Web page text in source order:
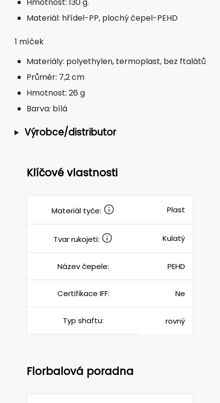
Materiál: hřídel-PP, plochý čepel-PEHD
1 míček
Materiály: polyethylen, termoplast, bez ftalátů
Průměr: 7,2 cm
Hmotnost: 26 g
Barva: bílá
Výrobce/distributor
Klíčové vlastnosti
Materiál tyče: Plast
Tvar rukojeti: Kulatý
Název čepele: PEHD
Certifikace IFF: Ne
Typ shaftu: rovný
Florbalová poradna